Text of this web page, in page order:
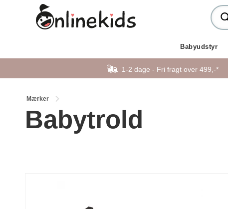
Babyudstyr
1-2 dage - Fri fragt over 499,-*
Mærker
Babytrold